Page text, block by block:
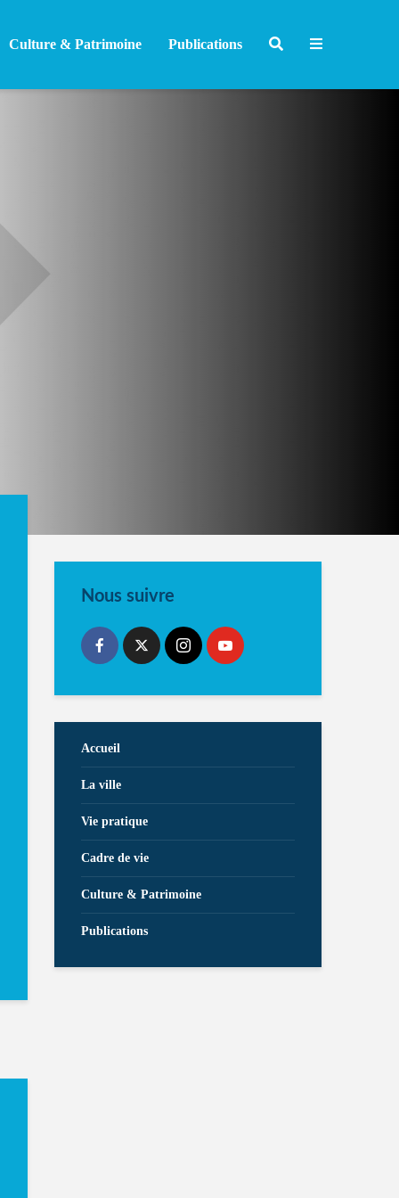
Culture & Patrimoine Publications
Nous suivre
Accueil
La ville
Vie pratique
Cadre de vie
Culture & Patrimoine
Publications